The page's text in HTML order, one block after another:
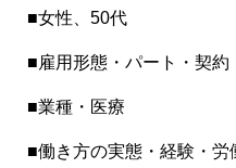
■女性、50代
■雇用形態・パート・契約
■業種・医療
■働き方の実態・経験・労